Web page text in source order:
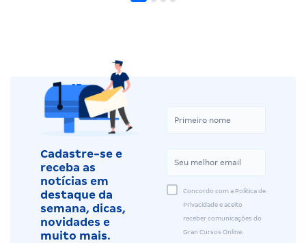
Cadastre-se e
receba as
notícias em
destaque da
semana, dicas,
novidades e
muito mais.
Concordo com a Política de
Privacidade e aceito
receber comunicações do
Gran Cursos Online.